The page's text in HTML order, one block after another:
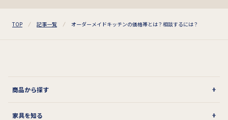
TOP 記事一覧 オーダーメイドキッチンの価格帯とは？相談するには？
商品から探す
家具を知る